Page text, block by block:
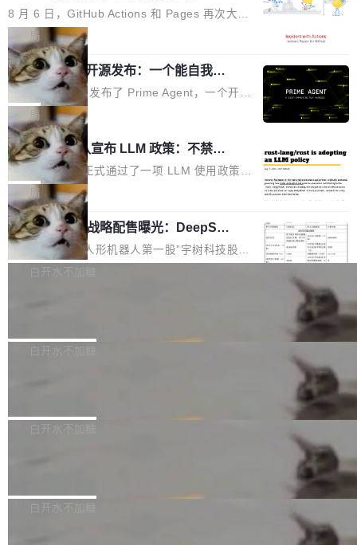
026 的读者：「看了篇 ...
认为最重要的一个——复杂度恰到好处，刚好能
驱动你去学 CuTe，但还没被那些"邪恶的" Hopp
er++ 优化所淹没，足够容易修改和适配。 更关
键的是 FA2 的持久性...
型智能设备的开发、连接与互联提供关键支撑，
也为产业链企业探索产品创新与商业增长打开新
的空间。 8月14日，开源鸿蒙智能硬件开发者日
（OHDD：OpenHarmony Hardware Develope
r Day）将在杭州启航。活动面向智能硬件产业
链企业和开发者，邀请行业专家与资深技术顾
问，围绕开源鸿蒙技术能力、设备适配、芯片适
配、功耗与稳定性调优、兼容性测评及统一互联
等内容展开系统讲解和实战交流，帮助企业进一
步了解开源鸿蒙在智能...
8 月 6 日，GitHub Actions 和 Pages 再次大规
模服务降级，Actions 完全不可用超过 5 小时，
webhook 停发，连自托管 runner 也因调度层故
障无法工作。Pages、Copilot code review、C
opilot coding agent 全部受影响。从检测到完全
恢复，大约 12 小时。 这是 2026 年 8 月的第六
起事故，其中四起与 AI/Copilot 服务相关。 Git
Hub 员工 kdaigle 在 HN 讨论中贴出了一组数
据：2025 年全年 10 亿次 commit。现在，每周
2.75 亿次，全年预计 140 亿次。GitHub...
局
Prime Agent 开源发布：一个能自我改
进的编程 Agent，ARC-AGI 3 超越人类
专家基线
Prime Intellect 发布了 Prime Agent，一个开源
的编程 Agent Harness，核心设计围绕两个抽
象：Recursive Language Model（RLM）和 C
ontinual Harness。在 ARC-AGI 3 基准测试
上，Prime Agent + Opus 5 的组合达到了 95.
5% RHAE Best@1，超过了 ARC 报告的人类专
家基线 95.4%。 不是又一个 coding agent 包装
器 Prime Agent 的架构和市面上大多数 coding
agent 有本质区别。大多数 agent harness 的设
计是基于早期模型的能力—...
局
Rust 项目团队宣布 LLM 政策：不禁
止，但你要承认哪些代码不是你写的
Rust 语言项目正式通过了一项 LLM 使用政策，
覆盖 rust-lang/rust 单一仓库的代码贡献。这不
是项目级别的官方立场，目前由五个团队采纳，
但它可能是主流开源项目中关于 AI 辅助贡献最
细致的一份规则。 政策的核心只有一句话：LLM
可以用来分析、提炼、审阅、建议，但不能用来
不得生成涉及安全性的关键变更，除非作者本身
局
宇树科技 IPO 战略配售曝光：DeepSe
ek 获配 93.3 万股，锁定 36 个月
8月6日晚间，“人形机器人第一股”宇树科技股份
有限公司披露IPO发行价格及战略配售结果，杭
36个月。 公告显示，本次宇树科技战略配售对
员工参与设立的专项资产管理计划。其中，Dee
获配9...
白开水不加糖
Bug fixes and enhancements 修复多次传递同
一个回归问题，该问题导致拉取镜像时会拒绝包
题，该问题可能导致在旧版 Linux 内核...
白开水不加糖
e 孵化器项目管理委员会（IPMC）投票中获得
P）！这一里程碑不仅标志着 Fluss 迈入新的发
白开水不加糖
长期停止内容更新，未能实现其作为“AI版维基百
白开水不加糖